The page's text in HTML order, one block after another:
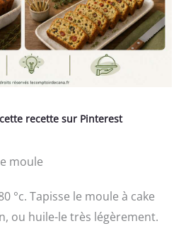
recette sur Pinterest
moule
°c. Tapisse le moule à cake
ou huile-le très légèrement.